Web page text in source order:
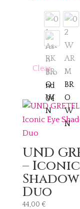
Clear
UND
– Iconic
Shadow
Duo
44,00 €